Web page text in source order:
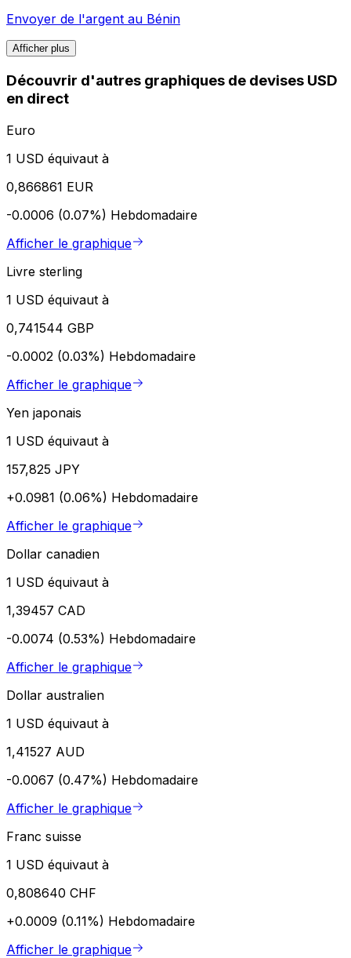
Envoyer de l'argent au Bénin
Afficher plus
Découvrir d'autres graphiques de devises USD
en direct
Euro
1 USD équivaut à
0,866861 EUR
-0.0006 (0.07%) Hebdomadaire
Afficher le graphique
Livre sterling
1 USD équivaut à
0,741544 GBP
-0.0002 (0.03%) Hebdomadaire
Afficher le graphique
Yen japonais
1 USD équivaut à
157,825 JPY
+0.0981 (0.06%) Hebdomadaire
Afficher le graphique
Dollar canadien
1 USD équivaut à
1,39457 CAD
-0.0074 (0.53%) Hebdomadaire
Afficher le graphique
Dollar australien
1 USD équivaut à
1,41527 AUD
-0.0067 (0.47%) Hebdomadaire
Afficher le graphique
Franc suisse
1 USD équivaut à
0,808640 CHF
+0.0009 (0.11%) Hebdomadaire
Afficher le graphique